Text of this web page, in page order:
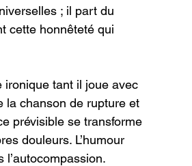
; il part du
cette honnêteté qui
tant il joue avec
la chanson de rupture et
prévisible se transforme
douleurs. L’humour